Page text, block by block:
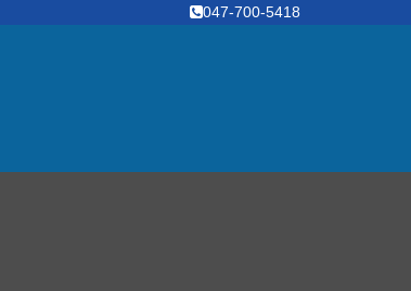
047-700-5418